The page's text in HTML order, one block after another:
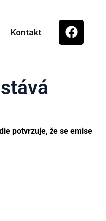
Kontakt
potvrzuje, že se emise